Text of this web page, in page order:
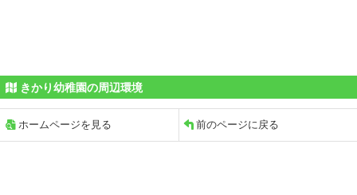
きかり幼稚園の周辺環境
ホームページを見る 前のページに戻る